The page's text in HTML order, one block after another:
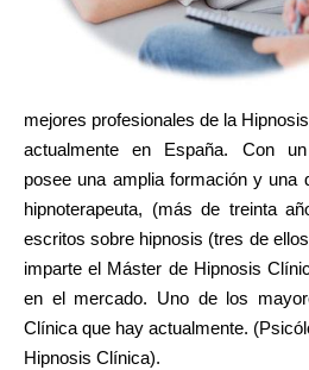
mejores profesionales de la
actualmente en España. Con
posee una amplia formación y una
hipnoterapeuta, (más de treinta
escritos sobre hipnosis (tres de
imparte el Máster de Hipnosis
en el mercado. Uno de los
Clínica que hay actualmente.
Hipnosis Clínica).